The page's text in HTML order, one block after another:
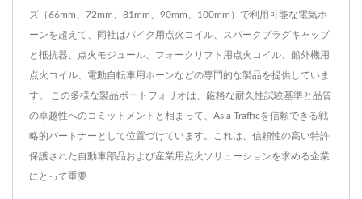
ズ（66mm、72mm、81mm、90mm、100mm）で利用可能な電気ホ
ーンを超えて、同社はバイク用点火コイル、スパークプラグキャップ
と抵抗器、点火モジュール、フォークリフト用点火コイル、船外機用
点火コイル、電動自転車用ホーンなどの専門的な製品を提供していま
す。 この多様な製品ポートフォリオは、厳格な耐久性試験基準と品質
の卓越性へのコミットメントと相まって、Asia Trafficを信頼できる戦
略的パートナーとして位置づけています。これは、信頼性の高い特許
保護された自動車部品および産業用点火ソリューションを求める企業
にとって重要